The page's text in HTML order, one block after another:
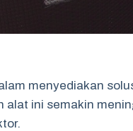
menyediakan
alat ini semakin